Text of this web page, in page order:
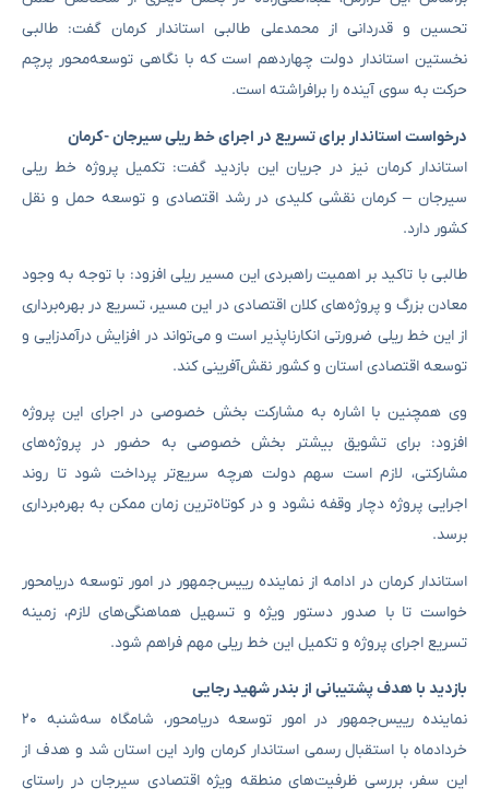
تحسین و قدردانی از محمدعلی طالبی استاندار کرمان گفت: طالبی
نخستین استاندار دولت چهاردهم است که با نگاهی توسعه‌محور پرچم
حرکت به سوی آینده را برافراشته است.
درخواست استاندار برای تسریع در اجرای خط ریلی سیرجان -کرمان
استاندار کرمان نیز در جریان این بازدید گفت: تکمیل پروژه خط ریلی
سیرجان – کرمان نقشی کلیدی در رشد اقتصادی و توسعه حمل‌ و نقل
کشور دارد.
طالبی با تاکید بر اهمیت راهبردی این مسیر ریلی افزود: با توجه به وجود
معادن بزرگ و پروژه‌های کلان اقتصادی در این مسیر، تسریع در بهره‌برداری
از این خط ریلی ضرورتی انکارناپذیر است و می‌تواند در افزایش درآمدزایی و
توسعه اقتصادی استان و کشور نقش‌آفرینی کند.
وی همچنین با اشاره به مشارکت بخش خصوصی در اجرای این پروژه
افزود: برای تشویق بیشتر بخش خصوصی به حضور در پروژه‌های
مشارکتی، لازم است سهم دولت هرچه سریع‌تر پرداخت شود تا روند
اجرایی پروژه دچار وقفه نشود و در کوتاه‌ترین زمان ممکن به بهره‌برداری
برسد.
استاندار کرمان در ادامه از نماینده رییس‌جمهور در امور توسعه دریامحور
خواست تا با صدور دستور ویژه و تسهیل هماهنگی‌های لازم، زمینه
تسریع اجرای پروژه و تکمیل این خط ریلی مهم فراهم شود.
بازدید با هدف پشتیبانی از بندر شهید رجایی
نماینده رییس‌جمهور در امور توسعه دریامحور، شامگاه سه‌شنبه ۲۰
خردادماه با استقبال رسمی استاندار کرمان وارد این استان شد و هدف از
این سفر، بررسی ظرفیت‌های منطقه ویژه اقتصادی سیرجان در راستای